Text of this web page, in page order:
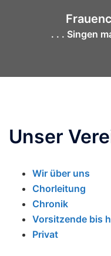
. . . Singen
Unser
Wir über uns
Chorleitung
Chronik
Vorsitzende bis
Privat